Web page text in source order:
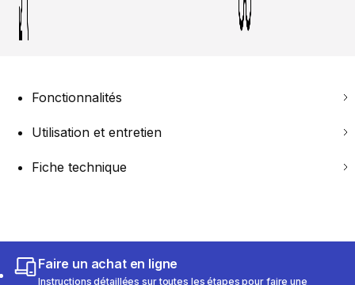
Fonctionnalités
Utilisation et entretien
Fiche technique
Faire un achat en ligne
Instructions détaillées sur toutes les étapes pour faire une